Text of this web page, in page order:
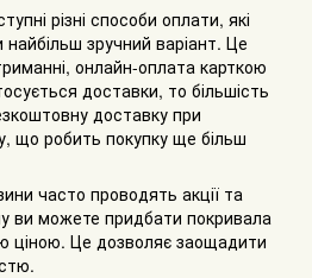
різні способи оплати, які
зручний варіант. Це
онлайн-оплата карткою
доставки, то більшість
доставку при
що робить покупку ще більш
часто проводять акції та
ви можете придбати покривала
ціною. Це дозволяє заощадити